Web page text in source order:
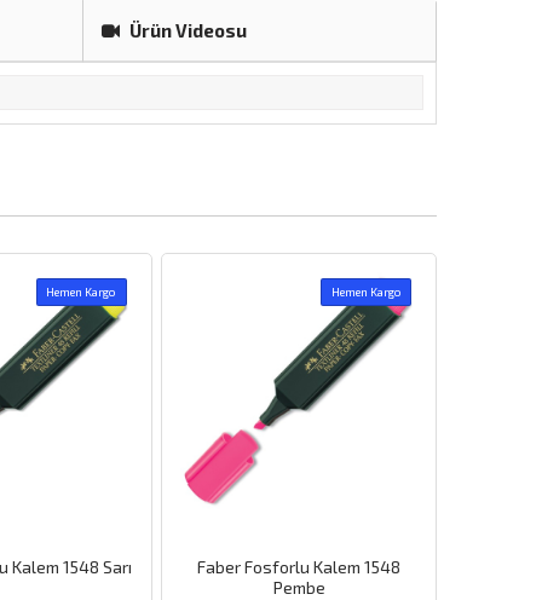
Ürün Videosu
Hemen Kargo
Fosforlu Kalem 1548
Lineplus Fosforlu Kalem Mavi